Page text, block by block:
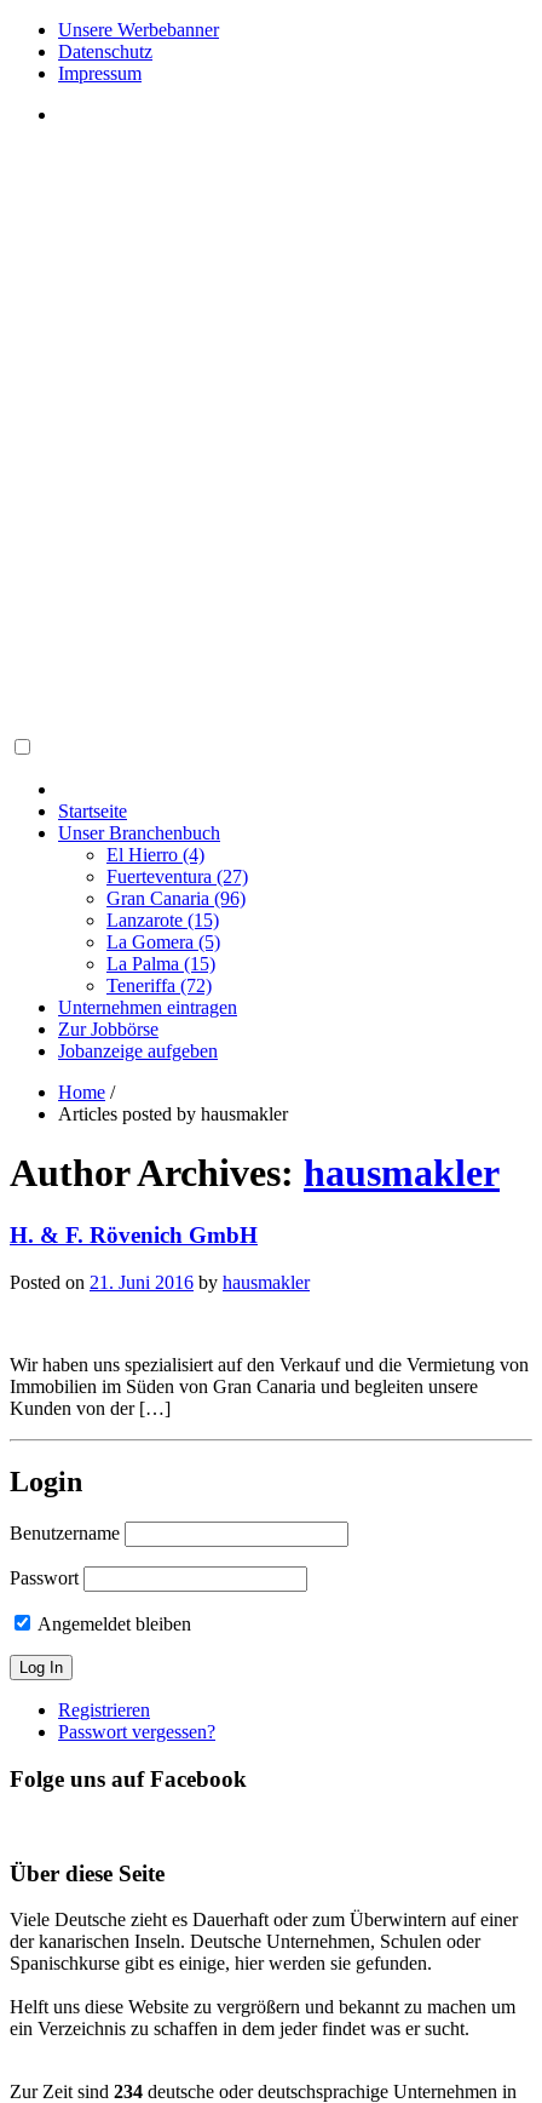
Unsere Werbebanner
Datenschutz
Impressum
Startseite
Unser Branchenbuch
El Hierro (4)
Fuerteventura (27)
Gran Canaria (96)
Lanzarote (15)
La Gomera (5)
La Palma (15)
Teneriffa (72)
Unternehmen eintragen
Zur Jobbörse
Jobanzeige aufgeben
Home /
Articles posted by hausmakler
Author Archives: hausmakler
H. & F. Rövenich GmbH
Posted on 21. Juni 2016 by hausmakler
Wir haben uns spezialisiert auf den Verkauf und die Vermietung von
Immobilien im Süden von Gran Canaria und begleiten unsere
Kunden von der […]
Login
Benutzername
Passwort
Angemeldet bleiben
Registrieren
Passwort vergessen?
Folge uns auf Facebook
Über diese Seite
Viele Deutsche zieht es Dauerhaft oder zum Überwintern auf einer
der kanarischen Inseln. Deutsche Unternehmen, Schulen oder
Spanischkurse gibt es einige, hier werden sie gefunden.
Helft uns diese Website zu vergrößern und bekannt zu machen um
ein Verzeichnis zu schaffen in dem jeder findet was er sucht.
Zur Zeit sind 234 deutsche oder deutschsprachige Unternehmen in